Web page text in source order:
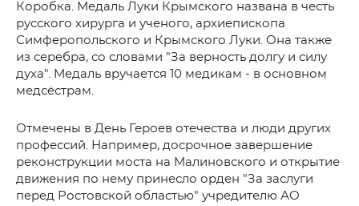
Коробка. Медаль Луки Крымского названа в честь
русского хирурга и ученого, архиепископа
Симферопольского и Крымского Луки. Она также
из серебра, со словами "За верность долгу и силу
духа". Медаль вручается 10 медикам - в основном
медсёстрам.
Отмечены в День Героев отечества и люди других
профессий. Например, досрочное завершение
реконструкции моста на Малиновского и открытие
движения по нему принесло орден "За заслуги
перед Ростовской областью" учредителю АО